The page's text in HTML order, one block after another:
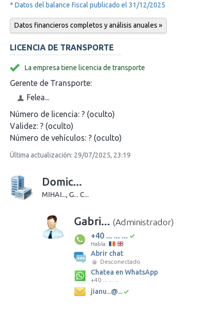
* Datos del balance fiscal publicado el 31/12/2025
Datos financieros completos y análisis anuales »
LICENCIA DE TRANSPORTE
La empresa tiene licencia de transporte
Gerente de Transporte:
Felea...
Número de licencia: ? (oculto)
Validez: ? (oculto)
Número de vehículos: ? (oculto)
Última actualización: 29/07/2025, 23:19
Domic...
MIHAI..., G... C...
Gabri... (Administrador)
+40 ... ... ...
Habla:
Abrir chat
Desconectado
Chatea en WhatsApp
+40 ... ... ...
jianu...@...